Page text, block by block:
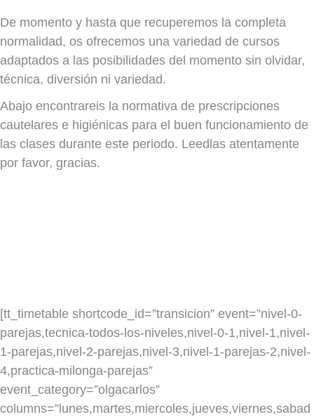
De momento y hasta que recuperemos la completa
normalidad, os ofrecemos una variedad de cursos
adaptados a las posibilidades del momento sin olvidar,
técnica, diversión ni variedad.
Abajo encontrareis la normativa de prescripciones
cautelares e higiénicas para el buen funcionamiento de
las clases durante este periodo. Leedlas atentamente
por favor, gracias.
[tt_timetable shortcode_id=”transicion” event=”nivel-0-
parejas,tecnica-todos-los-niveles,nivel-0-1,nivel-1,nivel-
1-parejas,nivel-2-parejas,nivel-3,nivel-1-parejas-2,nivel-
4,practica-milonga-parejas”
event_category=”olgacarlos”
columns=”lunes,martes,miercoles,jueves,viernes,sabad